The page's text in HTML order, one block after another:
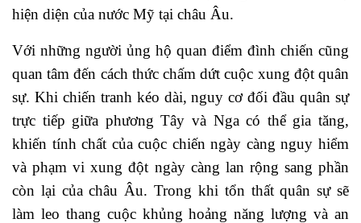
hiện diện của nước Mỹ tại châu Âu.
Với những người ủng hộ quan điểm đình chiến cũng
quan tâm đến cách thức chấm dứt cuộc xung đột quân
sự. Khi chiến tranh kéo dài, nguy cơ đối đầu quân sự
trực tiếp giữa phương Tây và Nga có thể gia tăng,
khiến tính chất của cuộc chiến ngày càng nguy hiểm
và phạm vi xung đột ngày càng lan rộng sang phần
còn lại của châu Âu. Trong khi tổn thất quân sự sẽ
làm leo thang cuộc khủng hoảng năng lượng và an